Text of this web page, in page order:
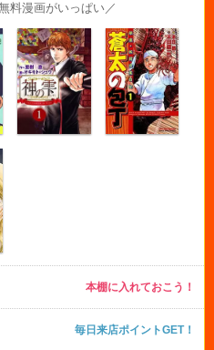
料漫画がいっぱい／
本棚に入れておこう！
毎日来店ポイントGET！